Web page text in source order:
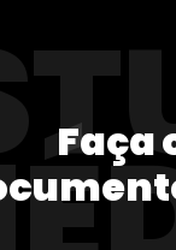
Faça